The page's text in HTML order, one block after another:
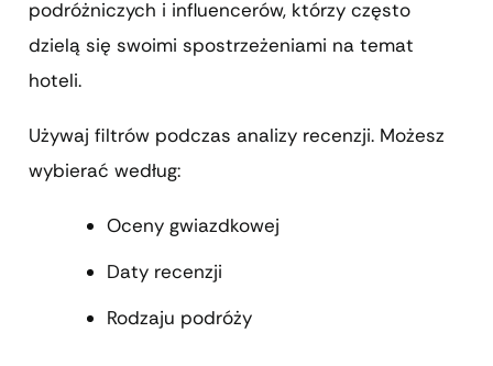
podróżniczych i influencerów, którzy często
dzielą się swoimi spostrzeżeniami na temat
hoteli.
Używaj filtrów podczas analizy recenzji. Możesz
wybierać według:
Oceny gwiazdkowej
Daty recenzji
Rodzaju podróży